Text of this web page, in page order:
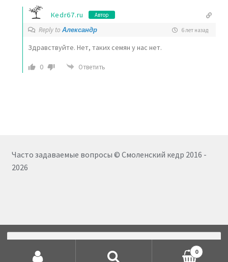
Кedr67.ru Автор
Reply to Александр 6 лет назад
Здравствуйте. Нет, таких семян у нас нет.
0 Ответить
0
Часто задаваемые вопросы © Смоленский кедр 2016 -
2026
35